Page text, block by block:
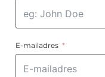
E-mailadres